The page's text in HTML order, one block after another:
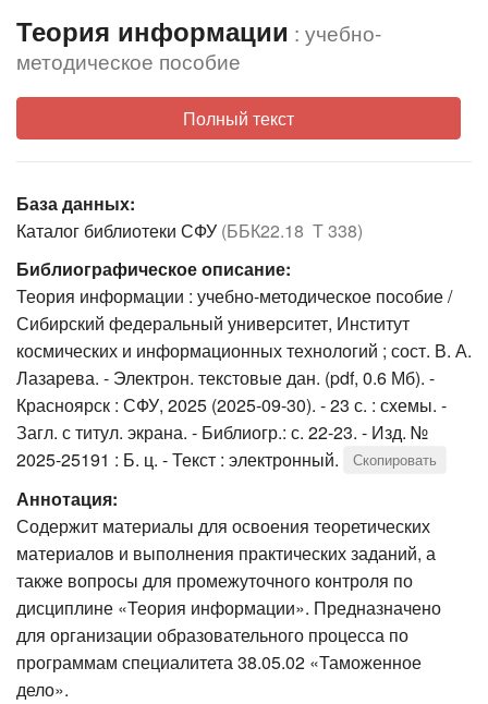
Теория информации : учебно-
методическое пособие
Полный текст
База данных:
Каталог библиотеки СФУ (ББК22.18 Т 338)
Библиографическое описание:
Теория информации : учебно-методическое пособие /
Сибирский федеральный университет, Институт
космических и информационных технологий ; сост. В. А.
Лазарева. - Электрон. текстовые дан. (pdf, 0.6 Мб). -
Красноярск : СФУ, 2025 (2025-09-30). - 23 с. : схемы. -
Загл. с титул. экрана. - Библиогр.: с. 22-23. - Изд. №
2025-25191 : Б. ц. - Текст : электронный.
Скопировать
Аннотация:
Содержит материалы для освоения теоретических
материалов и выполнения практических заданий, а
также вопросы для промежуточного контроля по
дисциплине «Теория информации». Предназначено
для организации образовательного процесса по
программам специалитета 38.05.02 «Таможенное
дело».